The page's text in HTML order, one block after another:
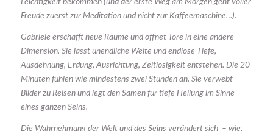
Freude zuerst zur Meditation und nicht zur Kaffeemaschine…).
Gabriele erschafft neue Räume und öffnet Tore in eine andere
Dimension. Sie lässt unendliche Weite und endlose Tiefe,
Ausdehnung, Erdung, Ausrichtung, Zeitlosigkeit entstehen. Die 20
Minuten fühlen wie mindestens zwei Stunden an. Sie verwebt
Bilder zu Reisen und legt den Samen für tiefe Heilung im Sinne
eines ganzen Seins.
Die Wahrnehmung der Welt und des Seins verändert sich – wie,